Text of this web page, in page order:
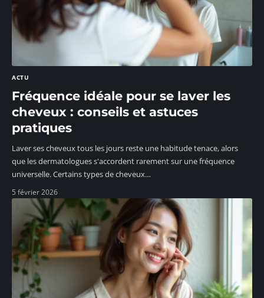
ACTU
Fréquence idéale pour se laver les
cheveux : conseils et astuces
pratiques
Laver ses cheveux tous les jours reste une habitude tenace, alors
que les dermatologues s'accordent rarement sur une fréquence
universelle. Certains types de cheveux…
5 février 2026